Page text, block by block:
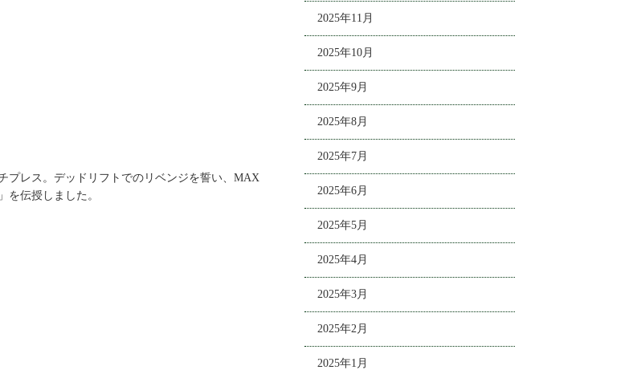
プレス。デッドリフトでのリベンジを誓い、MAX
を伝授しました。
2025年11月
2025年10月
2025年9月
2025年8月
2025年7月
2025年6月
2025年5月
2025年4月
2025年3月
2025年2月
2025年1月